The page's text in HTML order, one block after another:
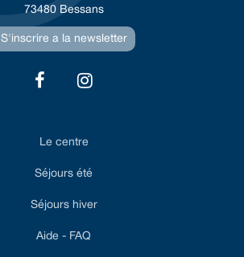
73480 Bessans
S'inscrire a la newsletter
Le centre
Séjours été
Séjours hiver
Aide - FAQ